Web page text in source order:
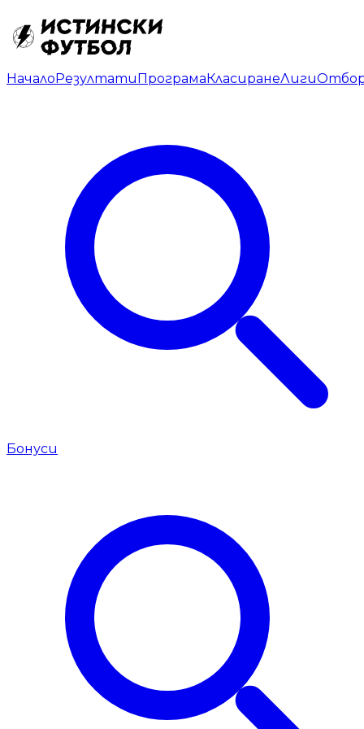
НачалоРезултатиПрограмаКласиранеЛиги
Бонуси